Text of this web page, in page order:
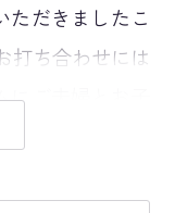
ただきましたこ
打ち合わせには
ご夫婦とお子
ほがらかにお